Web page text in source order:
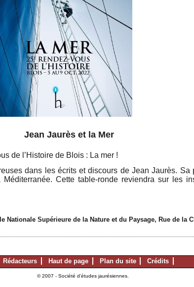
et la Mer
de l’Histoire de Blois : La mer !
dans les écrits et discours de Jean Jaurès.
Cette table-ronde reviendra sur les
Nationale Supérieure de la Nature et du Paysage, Rue de la
Rédacteurs Haut de page Plan du site Crédits
© 2007 - Société d'études jaurésiennes.